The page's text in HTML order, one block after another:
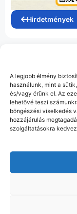
A legjobb élmény
használunk, mint a
és/vagy érünk el. Az
lehetővé teszi
böngészési viselkedés
hozzájárulás
szolgáltatásokra
Hirdetmények